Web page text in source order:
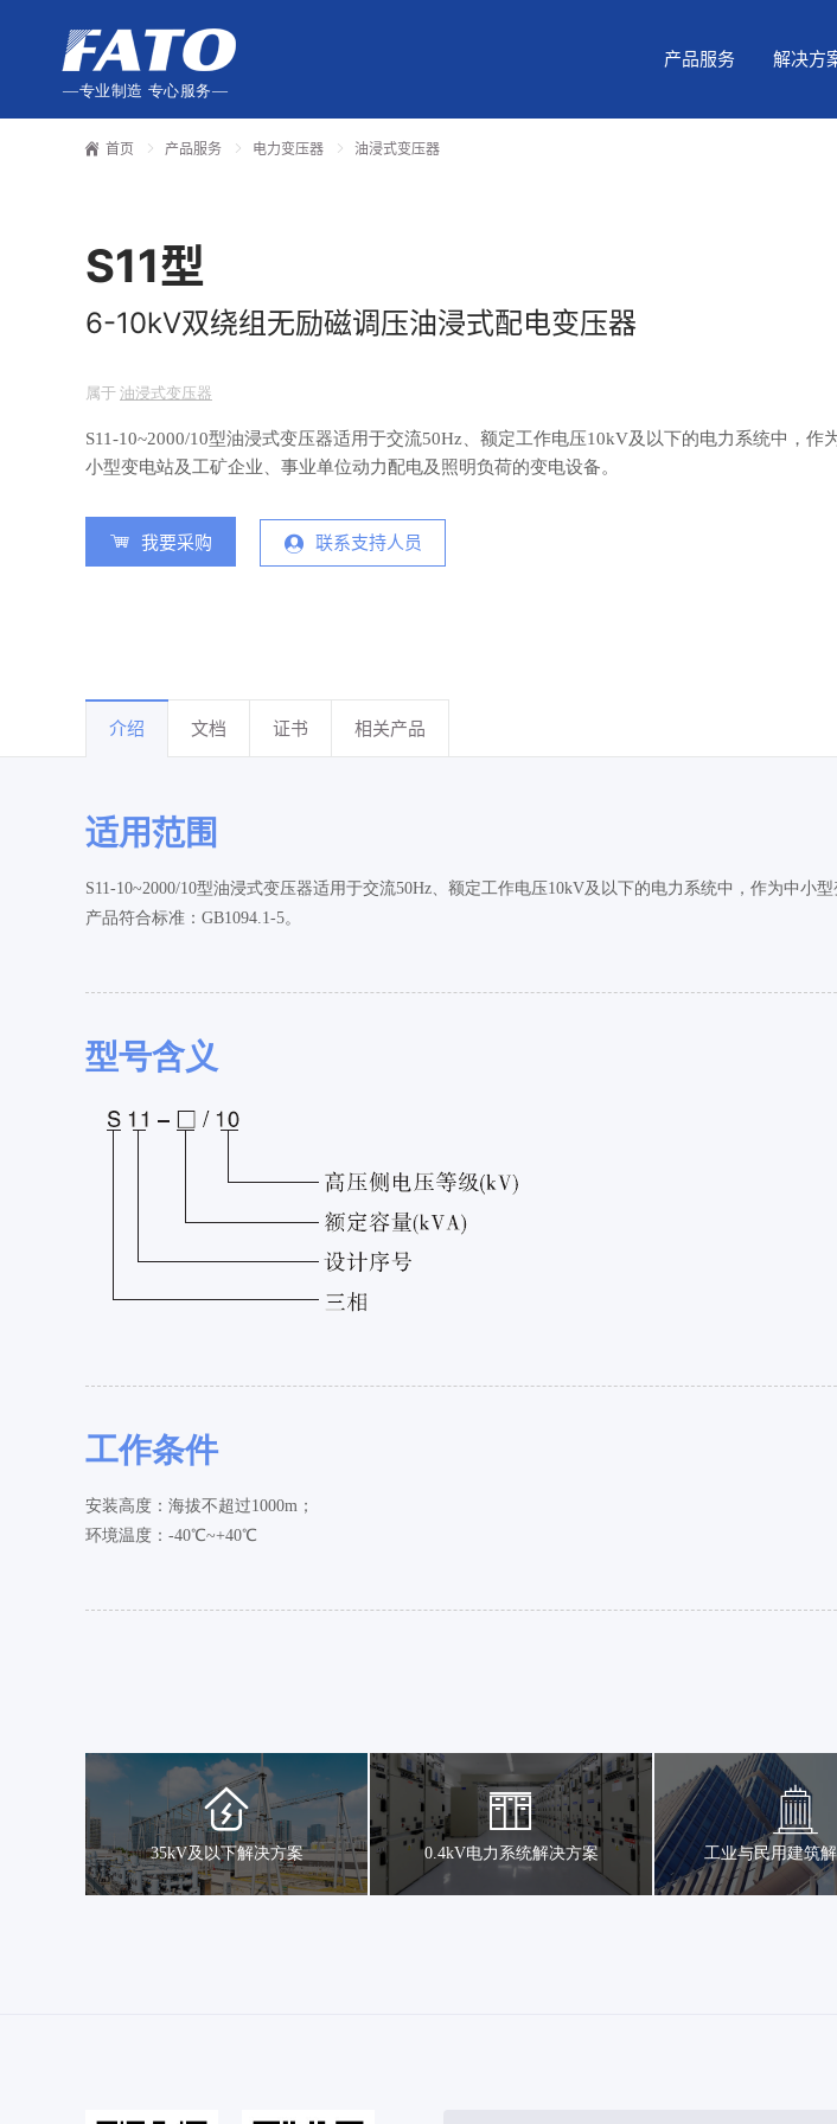
—专业制造 专心服务—
产品服务 解决方
首页 产品服务 电力变压器 油浸式变压器
S11型
6-10kV双绕组无励磁调压油浸式配电变压器
属于 油浸式变压器
S11-10~2000/10型油浸式变压器适用于交流50Hz、额定工作电压10kV及以下的电力系统中，作
小型变电站及工矿企业、事业单位动力配电及照明负荷的变电设备。
我要采购 联系支持人员
介绍 文档 证书 相关产品
适用范围
S11-10~2000/10型油浸式变压器适用于交流50Hz、额定工作电压10kV及以下的电力系统中，作为中小
产品符合标准：GB1094.1-5。
型号含义
工作条件
安装高度：海拔不超过1000m；
环境温度：-40℃~+40℃
35kV及以下解决方案 0.4kV电力系统解决方案 工业与民用建筑